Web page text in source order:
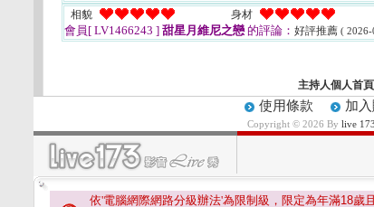
相貌 身材
會員[ LV1466243 ] 甜星月維尼之戀的評論： 好評推薦 ( 2026-
主持人個人首頁
使用條款 加
Copyright © 2026 By live
依'電腦網際網路分級辦法'為限制級，限定為年滿18歲